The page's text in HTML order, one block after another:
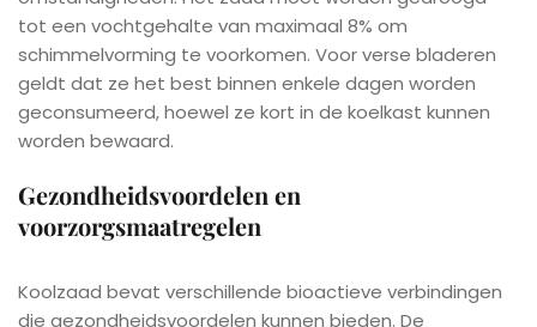
tot een vochtgehalte van maximaal 8% om
schimmelvorming te voorkomen. Voor verse bladeren
geldt dat ze het best binnen enkele dagen worden
geconsumeerd, hoewel ze kort in de koelkast kunnen
worden bewaard.
Gezondheidsvoordelen en
voorzorgsmaatregelen
Koolzaad bevat verschillende bioactieve verbindingen
die gezondheidsvoordelen kunnen bieden. De